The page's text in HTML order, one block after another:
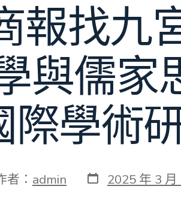
報找九
與儒家
際學術
者： admin 發
表
2025 年 3 月